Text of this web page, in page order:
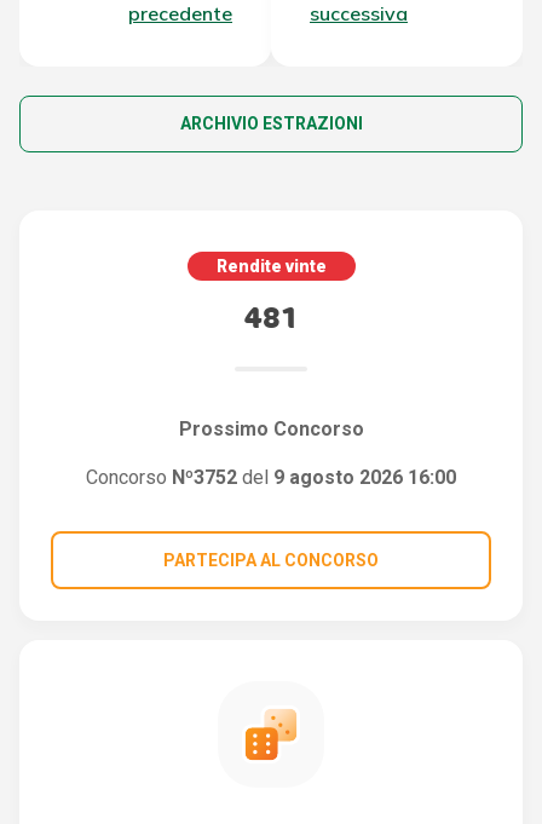
precedente
successiva
ARCHIVIO ESTRAZIONI
Rendite vinte
481
Prossimo Concorso
Concorso Nº3752 del 9 agosto 2026 16:00
PARTECIPA AL CONCORSO